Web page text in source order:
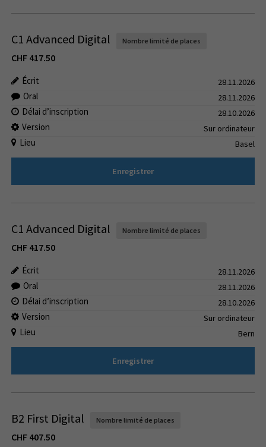
C1 Advanced Digital Nombre limité de places
CHF 417.50
Écrit 28.11.2026
Oral 28.11.2026
Délai d’inscription 28.10.2026
Version Sur ordinateur
Lieu Basel
Enregistrer
C1 Advanced Digital Nombre limité de places
CHF 417.50
Écrit 28.11.2026
Oral 28.11.2026
Délai d’inscription 28.10.2026
Version Sur ordinateur
Lieu Bern
Enregistrer
B2 First Digital Nombre limité de places
CHF 407.50